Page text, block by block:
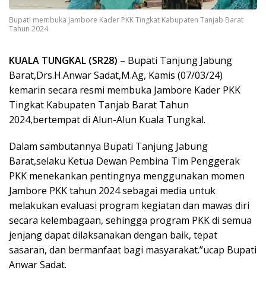
Bupati membuka Jambore Kader PKK Tingkat Kabupaten Tanjab Barat
Tahun 2024
KUALA TUNGKAL (SR28) – Bupati Tanjung Jabung
Barat,Drs.H.Anwar Sadat,M.Ag, Kamis (07/03/24)
kemarin secara resmi membuka Jambore Kader PKK
Tingkat Kabupaten Tanjab Barat Tahun
2024,bertempat di Alun-Alun Kuala Tungkal.
Dalam sambutannya Bupati Tanjung Jabung
Barat,selaku Ketua Dewan Pembina Tim Penggerak
PKK menekankan pentingnya menggunakan momen
Jambore PKK tahun 2024 sebagai media untuk
melakukan evaluasi program kegiatan dan mawas diri
secara kelembagaan, sehingga program PKK di semua
jenjang dapat dilaksanakan dengan baik, tepat
sasaran, dan bermanfaat bagi masyarakat.”ucap Bupati
Anwar Sadat.